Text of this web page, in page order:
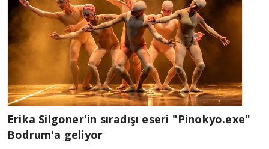
Erika Silgoner'in sıradışı eseri "Pinokyo.exe"
Bodrum'a geliyor